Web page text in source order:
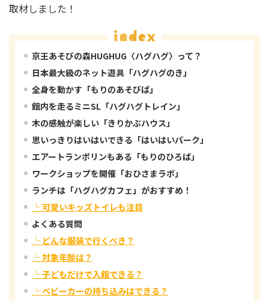
取材しました！
京王あそびの森HUGHUG〈ハグハグ〉って？
日本最大級のネット遊具「ハグハグのき」
全身を動かす「もりのあそびば」
館内を走るミニSL「ハグハグトレイン」
木の感触が楽しい「きりかぶハウス」
思いっきりはいはいできる「はいはいパーク」
エアートランポリンもある「もりのひろば」
ワークショップを開催「おひさまラボ」
ランチは「ハグハグカフェ」がおすすめ！
└ 可愛いキッズトイレも注目
よくある質問
└ どんな服装で行くべき？
└ 対象年齢は？
└ 子どもだけで入館できる？
└ ベビーカーの持ち込みはできる？